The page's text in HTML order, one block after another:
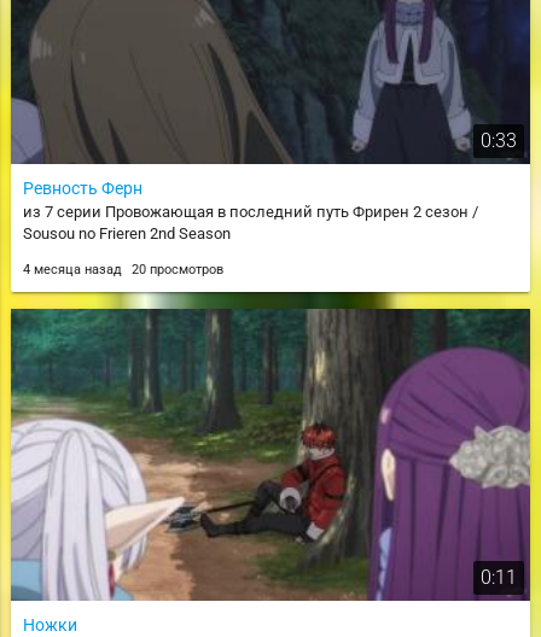
0:33
Ревность Ферн
из 7 серии Провожающая в последний путь Фрирен 2 сезон /
Sousou no Frieren 2nd Season
4 месяца назад 20 просмотров
0:11
Ножки